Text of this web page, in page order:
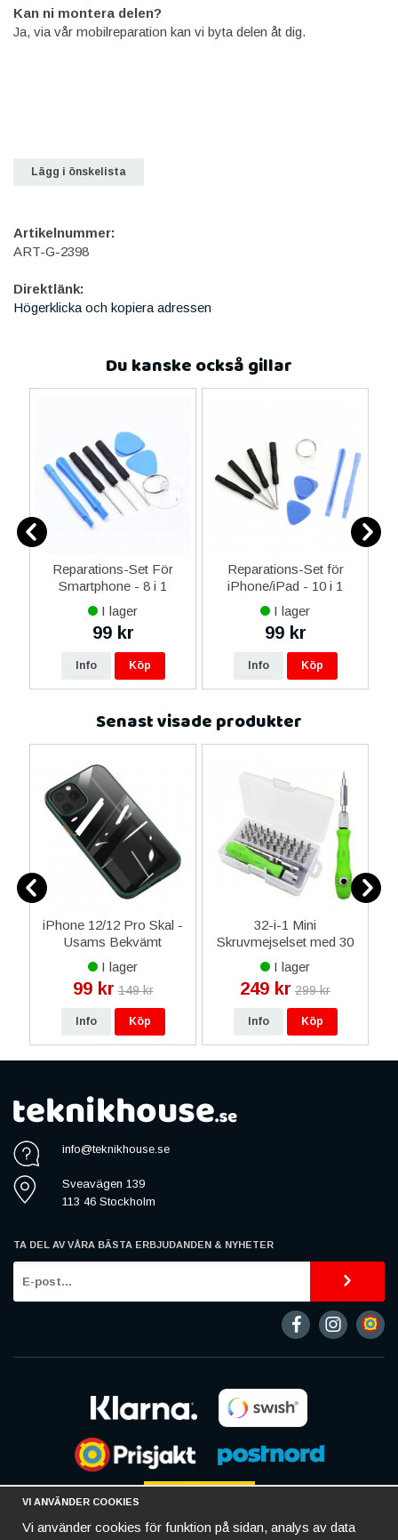
Kan ni montera delen?
Ja, via vår mobilreparation kan vi byta delen åt dig.
Lägg i önskelista
Artikelnummer:
ART-G-2398
Direktlänk:
Högerklicka och kopiera adressen
Du kanske också gillar
Reparations-Set För
Smartphone - 8 i 1
I lager
99 kr
Info Köp
Reparations-Set för
iPhone/iPad - 10 i 1
I lager
99 kr
Info Köp
Senast visade produkter
iPhone 12/12 Pro Skal -
Usams Bekvämt
Mobilskal - Grön /
Transparent
I lager
99 kr 149 kr
Info Köp
32-i-1 Mini
Skruvmejselset med 30
bitar För Reparation
I lager
249 kr 299 kr
Info Köp
info@teknikhouse.se
Sveavägen 139
113 46 Stockholm
TA DEL AV VÅRA BÄSTA ERBJUDANDEN & NYHETER
VI ANVÄNDER COOKIES
Vi använder cookies för funktion på sidan, analys av data